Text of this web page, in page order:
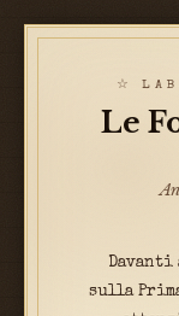
☆
Le
sulla